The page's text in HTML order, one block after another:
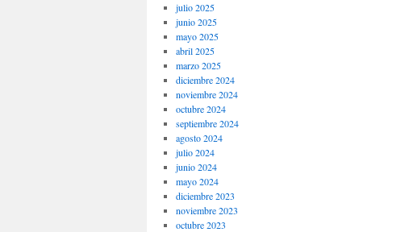
julio 2025
junio 2025
mayo 2025
abril 2025
marzo 2025
diciembre 2024
noviembre 2024
octubre 2024
septiembre 2024
agosto 2024
julio 2024
junio 2024
mayo 2024
diciembre 2023
noviembre 2023
octubre 2023